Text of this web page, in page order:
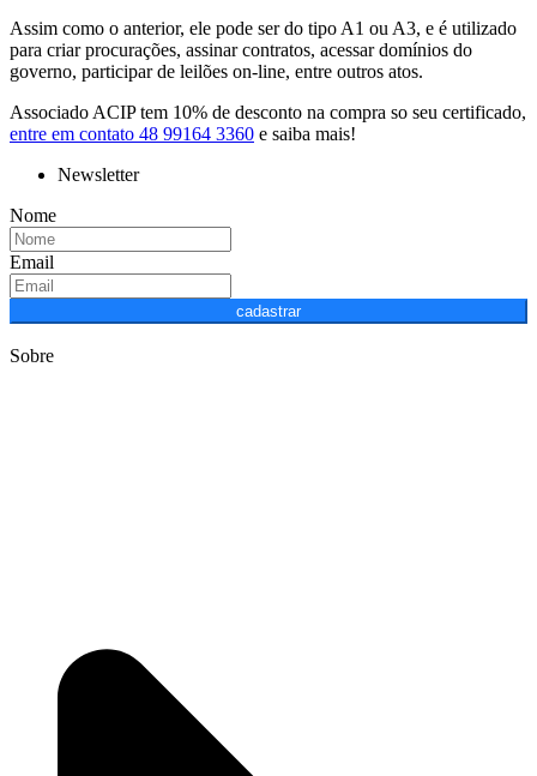
Assim como o anterior, ele pode ser do tipo A1 ou A3, e é utilizado
para criar procurações, assinar contratos, acessar domínios do
governo, participar de leilões on-line, entre outros atos.
Associado ACIP tem 10% de desconto na compra so seu certificado,
entre em contato 48 99164 3360 e saiba mais!
Newsletter
Nome
Email
cadastrar
Sobre